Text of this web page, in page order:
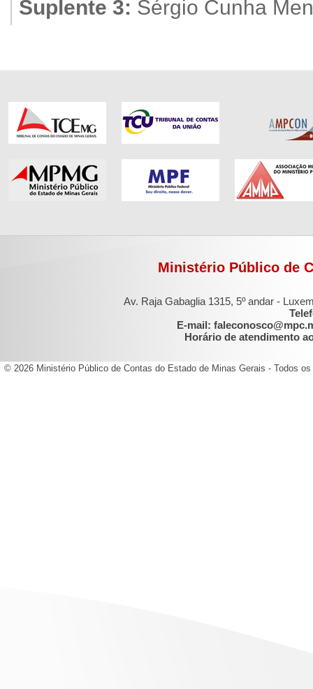
Suplente 3: Sérgio Cunha
Ministério Público de
Av. Raja Gabaglia 1315, 5º andar -
E-mail:
Horário de atendimento
© 2026 Ministério Público de Contas do Estado de Minas Gerais - Todos